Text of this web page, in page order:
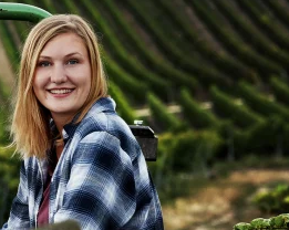
& natuur
& Steden
Events
& service